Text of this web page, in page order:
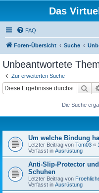
Das
FAQ
Foren-Übersicht Suche
Unbeantwortete
Zur erweiterten Suche
Die Suche
Um welche Bindung
Letzter Beitrag von Tom03 «
Verfasst in Ausrüstung
Anti-Slip-Protector
Schuhen
Letzter Beitrag von
Verfasst in Ausrüstung